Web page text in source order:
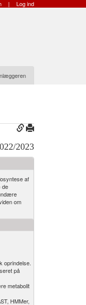
| Log ind
2023
af
de
om
oprindelse.
på
metabolit
HMMer,